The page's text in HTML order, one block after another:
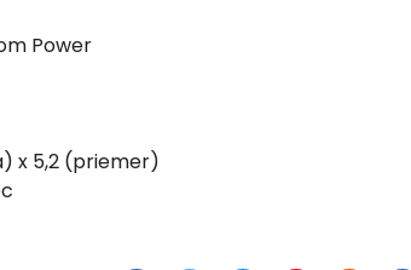
Power
x 5,2 (priemer)